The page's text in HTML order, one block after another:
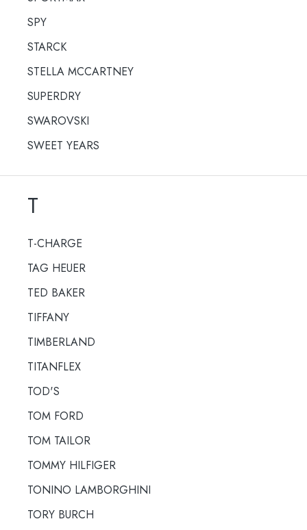
SPY
STARCK
STELLA MCCARTNEY
SUPERDRY
SWAROVSKI
SWEET YEARS
T
T-CHARGE
TAG HEUER
TED BAKER
TIFFANY
TIMBERLAND
TITANFLEX
TOD'S
TOM FORD
TOM TAILOR
TOMMY HILFIGER
TONINO LAMBORGHINI
TORY BURCH